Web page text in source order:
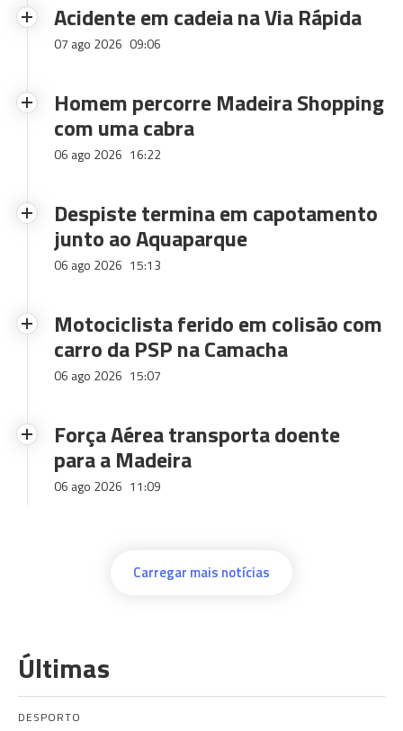
Acidente em cadeia na Via Rápida
07 ago 2026 09:06
Homem percorre Madeira Shopping
com uma cabra
06 ago 2026 16:22
Despiste termina em capotamento
junto ao Aquaparque
06 ago 2026 15:13
Motociclista ferido em colisão com
carro da PSP na Camacha
06 ago 2026 15:07
Força Aérea transporta doente
para a Madeira
06 ago 2026 11:09
Carregar mais notícias
Últimas
DESPORTO